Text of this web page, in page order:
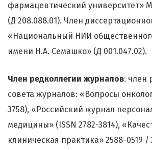
фармацевтический университет»
(Д 208.088.01). Член
«Национальный НИИ
имени Н.А. Семашко» (Д 001.047.02).
Член редколлегии журналов: член
совета журналов: «Вопросы
3758), «Российский журнал
медицины» (ISSN 2782-3814),
клиническая практика» 2588-0519 /